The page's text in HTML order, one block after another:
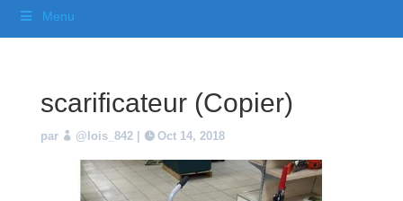
Menu
scarificateur (Copier)
par @lois_842| Oct 14, 2018